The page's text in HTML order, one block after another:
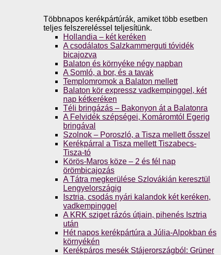
Többnapos kerékpártúrák, amiket több esetben
teljes felszereléssel teljesítünk.
Hollandia – két keréken
A csodálatos Salzkammerguti tóvidék
bicajozva
Balaton és környéke négy napban
A Somló, a bor, és a tavak
Templomromok a Balaton mellett
Balaton kör expressz vadkempinggel, két
nap kétkeréken
Téli bringázás – Bakonyon át a Balatonra
A Felvidék szépségei, Komáromtól Egerig
bringával
Szolnok – Poroszló, a Tisza mellett ősszel
Kerékpárral a Tisza mellett Tiszabecs-
Tisza-tó
Körös-Maros köze – 2 és fél nap
örömbicajozás
A Tátra megkerülése Szlovákián keresztül
Lengyelországig
Isztria, csodás nyári kalandok két keréken,
vadkempinggel
A KRK sziget rázós útjain, pihenés Isztria
után
Hét napos kerékpártúra a Júlia-Alpokban és
környékén
Kerékpáros mesék Stájerországból: Grüner